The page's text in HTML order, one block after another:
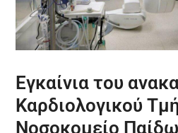
Εγκαίνια του
Καρδιολογικού
Νοσοκομείο